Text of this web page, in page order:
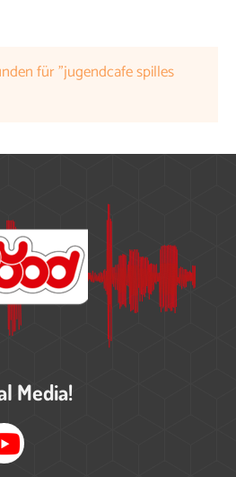
für "jugendcafe spilles
Media!